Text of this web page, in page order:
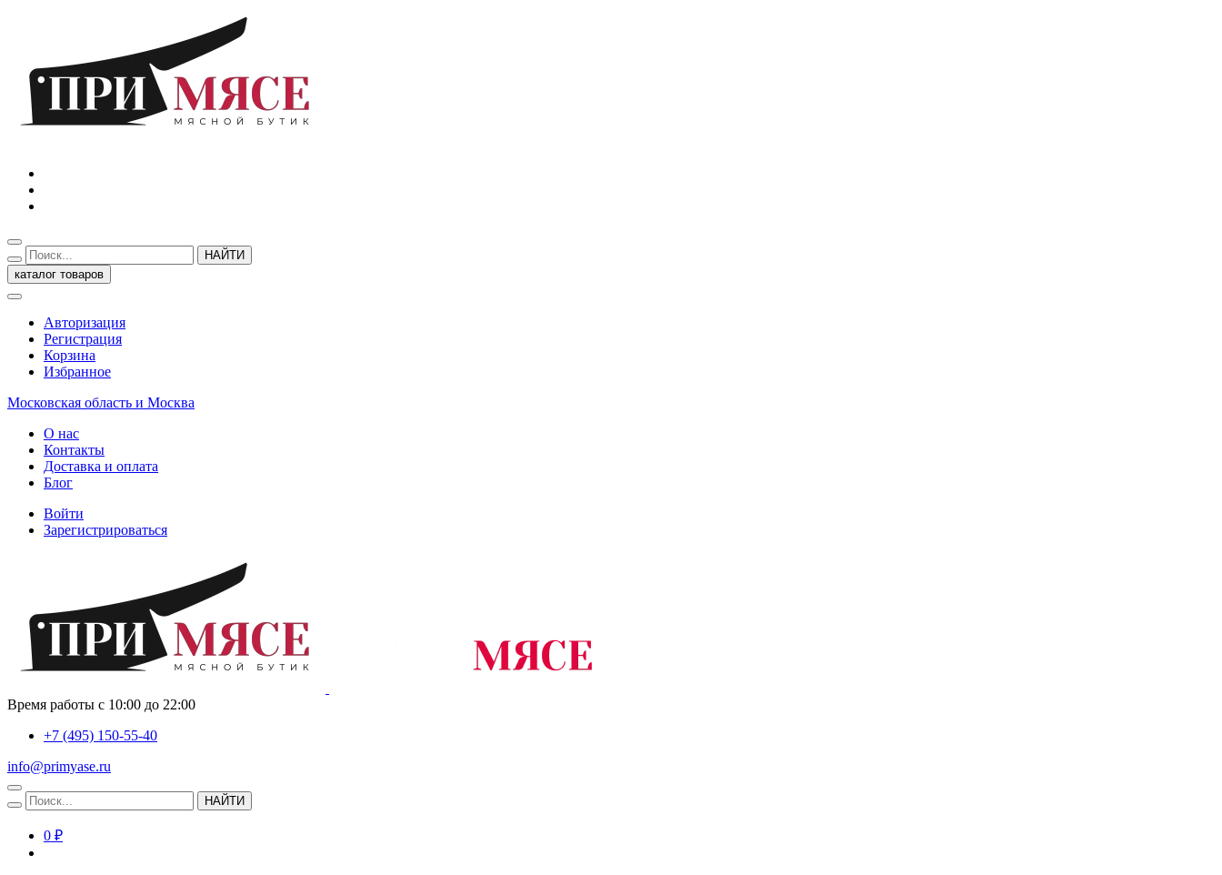
НАЙТИ
каталог товаров
Авторизация
Регистрация
Корзина
Избранное
Московская область и Москва
О нас
Контакты
Доставка и оплата
Блог
Войти
Зарегистрироваться
Время работы с 10:00 до 22:00
+7 (495) 150-55-40
info@primyase.ru
НАЙТИ
0 ₽